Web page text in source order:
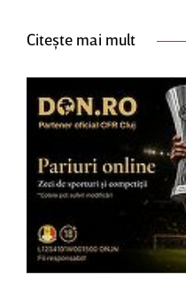
Citește mai mult